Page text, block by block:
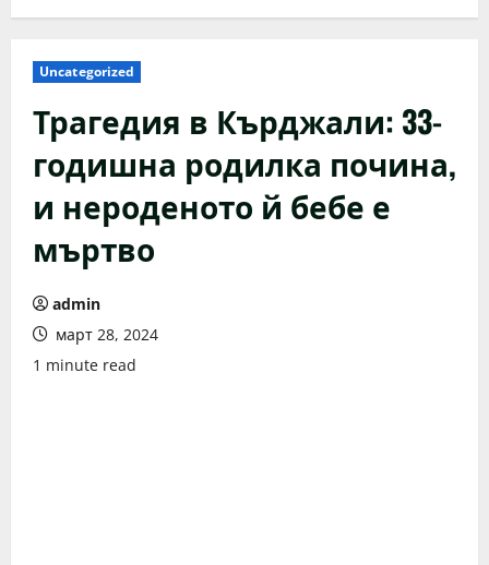
Uncategorized
Трагедия в Кърджали: 33-
годишна родилка почина,
и нероденото й бебе е
мъртво
admin
март 28, 2024
1 minute read